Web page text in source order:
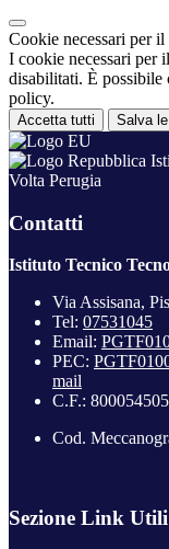
Cookie necessari per
I cookie necessari per
disabilitati. È possibile
policy.
Accetta tutti Salva
Volta Perugia
Contatti
Istituto Tecnico
Via Assisana,
Tel: 07531045
Email:
PEC:
mail
C.F.:
Cod.
Sezione Link Utili